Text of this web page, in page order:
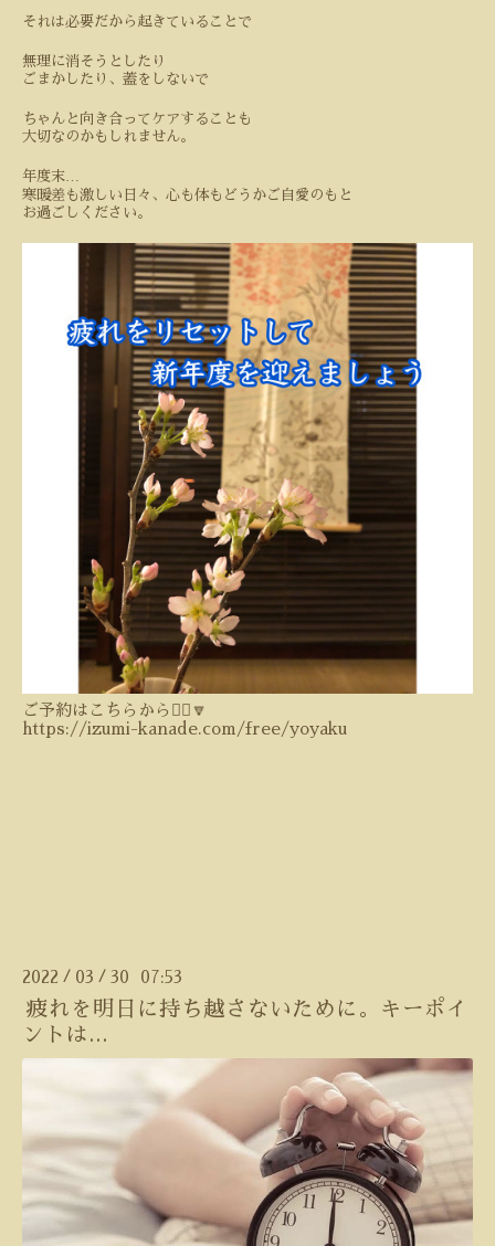
それは必要だから起きていることで
無理に消そうとしたり
ごまかしたり、蓋をしないで
ちゃんと向き合ってケアすることも
大切なのかもしれません。
年度末…
寒暖差も激しい日々、心も体もどうかご自愛のもと
お過ごしください。
ご予約はこちらから💁‍♀️🔽
https://izumi-kanade.com/free/yoyaku
2022 / 03 / 30 07:53
疲れを明日に持ち越さないために。キーポイ
ントは...